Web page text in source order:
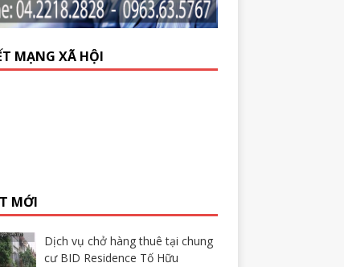
MẠNG XÃ HỘI
MỚI
Dịch vụ chở hàng thuê tại chung
cư BID Residence Tố Hữu